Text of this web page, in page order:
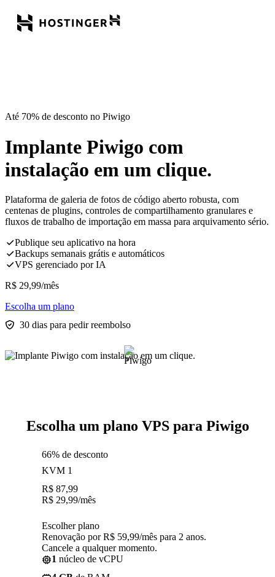
Até 70% de desconto no Piwigo
Implante Piwigo com
instalação em um clique.
Plataforma de galeria de fotos de código aberto robusta, com
centenas de plugins, controles de compartilhamento granulares e
fluxos de trabalho de importação em massa para arquivamento sério.
Publique seu aplicativo na hora
Backups semanais grátis e automáticos
VPS gerenciado por IA
R$ 29,99/mês
Escolha um plano
30 dias para pedir reembolso
Escolha um plano VPS para Piwigo
66% de desconto
KVM 1
R$ 87,99
R$ 29,99/mês
Escolher plano
Renovação por R$ 59,99/mês para 2 anos.
Cancele a qualquer momento.
1 núcleo de vCPU